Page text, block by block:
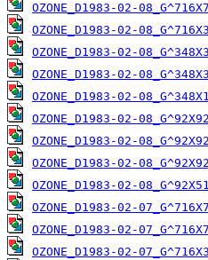
OZONE_D1983-02-
OZONE_D1983-02-
OZONE_D1983-02-
OZONE_D1983-02-
OZONE_D1983-02-
OZONE_D1983-02-
OZONE_D1983-02-
OZONE_D1983-02-
OZONE_D1983-02-
OZONE_D1983-02-
OZONE_D1983-02-
OZONE_D1983-02-